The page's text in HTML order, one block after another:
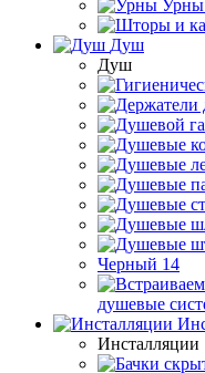
Урны
Душ
Душ
Черный 14
душевые
Инсталляции